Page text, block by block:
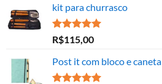
kit para churrasco
Avaliação
5.00
de 5
R$115,00
Post it com bloco e caneta